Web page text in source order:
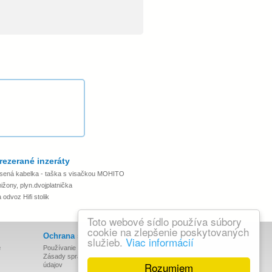
Rozumiem
Toto webové sídlo používa súbory
cookie na zlepšenie poskytovaných
služieb. Viac informácií
inzeráty
kabelka - taška s visačkou MOHITO
plyn.dvojplatnička
odvoz Hifi stolik
Ochrana súkromia
Používanie cookies
Zásady spracovania osobných
údajov